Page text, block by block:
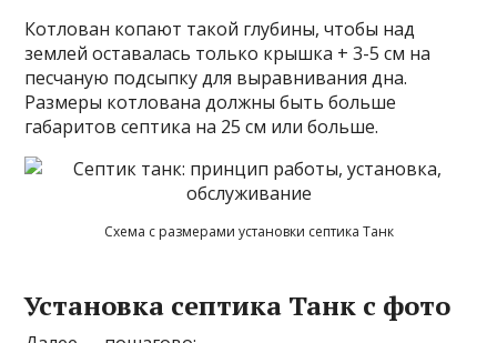
Котлован копают такой глубины, чтобы над
землей оставалась только крышка + 3-5 см на
песчаную подсыпку для выравнивания дна.
Размеры котлована должны быть больше
габаритов септика на 25 см или больше.
Схема с размерами установки септика Танк
Установка септика Танк с фото